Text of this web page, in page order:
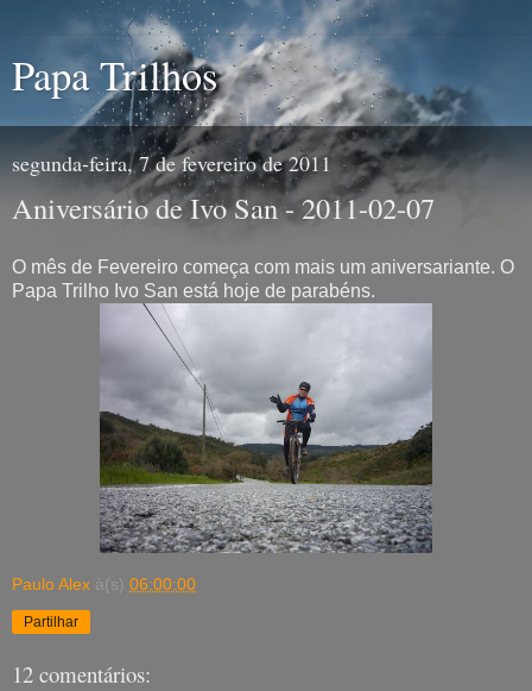
Papa Trilhos
segunda-feira, 7 de fevereiro de 2011
Aniversário de Ivo San - 2011-02-07
O mês de Fevereiro começa com mais um aniversariante. O
Papa Trilho Ivo San está hoje de parabéns.
Paulo Alex à(s) 06:00:00
Partilhar
12 comentários: